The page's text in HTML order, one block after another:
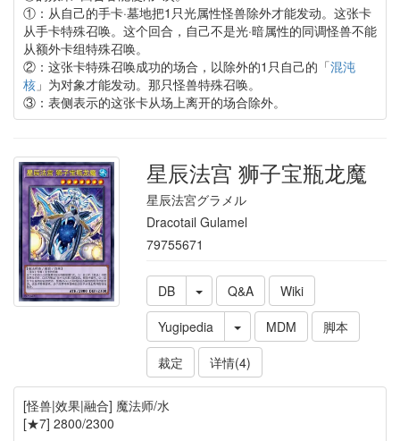
①：从自己的手卡·墓地把1只光属性怪兽除外才能发动。这张卡
从手卡特殊召唤。这个回合，自己不是光·暗属性的同调怪兽不能
从额外卡组特殊召唤。
②：这张卡特殊召唤成功的场合，以除外的1只自己的「混沌
核」为对象才能发动。那只怪兽特殊召唤。
③：表侧表示的这张卡从场上离开的场合除外。
星辰法宫 狮子宝瓶龙魔
星辰法宮グラメル
Dracotail Gulamel
79755671
DB Q&A
Wiki
Yugipedia
MDM
脚本
裁定
详情(4)
[怪兽|效果|融合] 魔法师/水
[★7] 2800/2300